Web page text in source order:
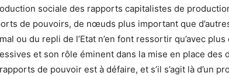
sociale des rapports capitalistes de
de pouvoirs, de nœuds plus important que
ou du repli de l’Etat n’en font ressortir qu’avec
et son rôle éminent dans la mise en place des
de pouvoir est à défaire, et s’il s’agit là d’un